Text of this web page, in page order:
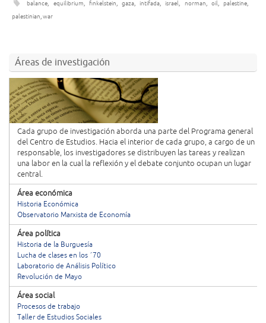
balance, equilibrium, finkelstein, gaza,intifada,israel, norman, oil, palestine,
palestinian,war
Áreas de investigación
Cada grupo de investigación aborda una parte del Programa general
del Centro de Estudios. Hacia el interior de cada grupo, a cargo de un
responsable, los investigadores se distribuyen las tareas y realizan
una labor en la cual la reflexión y el debate conjunto ocupan un lugar
central.
Área económica
Historia Económica
Observatorio Marxista de Economía
Área política
Historia de la Burguesía
Lucha de clases en los ´70
Laboratorio de Análisis Político
Revolución de Mayo
Área social
Procesos de trabajo
Taller de Estudios Sociales